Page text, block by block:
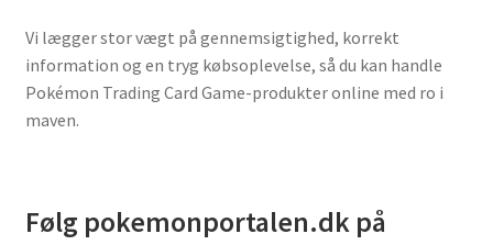
Vi lægger stor vægt på gennemsigtighed, korrekt
information og en tryg købsoplevelse, så du kan handle
Pokémon Trading Card Game-produkter online med ro i
maven.
Følg pokemonportalen.dk på